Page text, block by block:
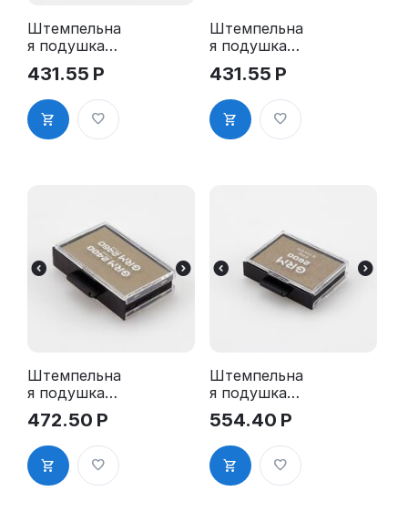
Штемпельна
я подушка
для GRM
2300 2Pads,
2360 2Pads
431.55 Р
Штемпельна
я подушка
для GRM
2300 2Pads,
2360 2Pads,
синяя
431.55 Р
Штемпельна
я подушка
для GRM
2400 2Pads,
2460 2Pads
472.50 Р
Штемпельна
я подушка
для GRM
2600 2Pads,
2660 2Pads,
5206 2Pads,
5460 2Pads
554.40 Р